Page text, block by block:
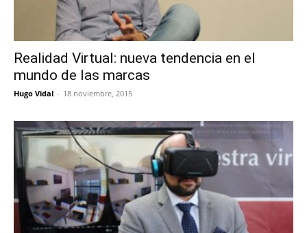
Realidad Virtual: nueva tendencia en el
mundo de las marcas
Hugo Vidal - 18 noviembre, 2015